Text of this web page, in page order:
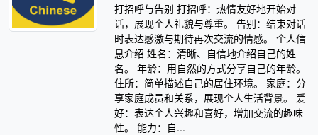
打招呼与告别 打招呼：热情友好地开始对
话，展现个人礼貌与尊重。 告别：结束对话
时表达感激与期待再次交流的情感。 个人信
息介绍 姓名：清晰、自信地介绍自己的姓
名。 年龄：用自然的方式分享自己的年龄。
住所：简单描述自己的居住环境。 家庭：分
享家庭成员和关系，展现个人生活背景。 爱
好：表达个人兴趣和喜好，增加交流的趣味
性。 能力：自...